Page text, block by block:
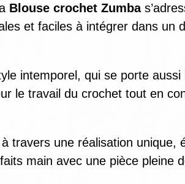
Blouse crochet Zumba
et faciles à intégrer dans un
intemporel, qui se porte aussi
le travail du crochet tout en
travers une réalisation unique,
main avec une pièce pleine